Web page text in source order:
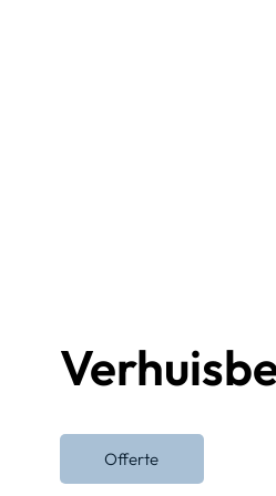
Offerte